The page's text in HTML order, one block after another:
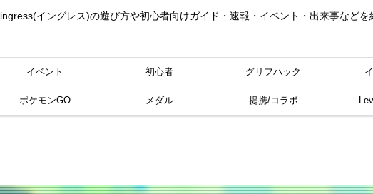
ingress(イングレス)の遊び方や初心者向けガイド・速報・イベント・出来事など
イベント 初心者 グリフハック
ポケモンGO メダル 提携/コラボ